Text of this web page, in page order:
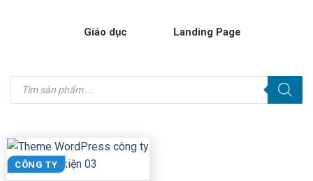
Giáo dục Landing Page
Tìm
kiếm
sản
CÔNG TY